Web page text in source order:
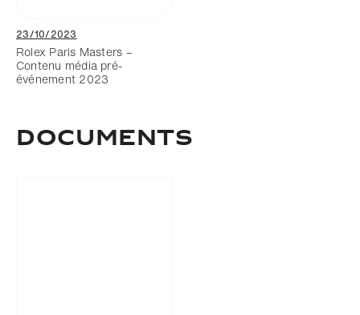
23/10/2023
Rolex Paris Masters –
Contenu média pré-
événement 2023
Documents